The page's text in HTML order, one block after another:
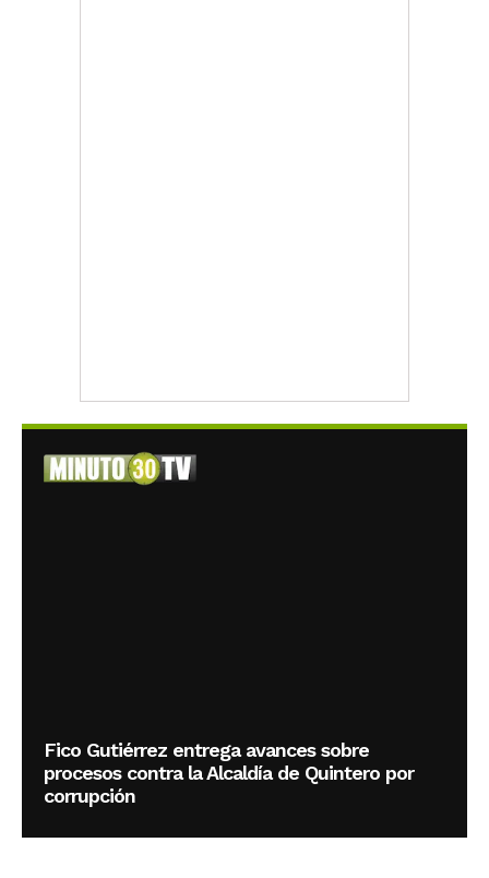
Fico Gutiérrez entrega avances sobre
procesos contra la Alcaldía de Quintero por
corrupción